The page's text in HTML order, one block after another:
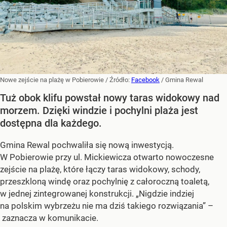
Nowe zejście na plażę w Pobierowie / Źródło: Facebook / Gmina Rewal
Tuż obok klifu powstał nowy taras widokowy nad
morzem. Dzięki windzie i pochylni plaża jest
dostępna dla każdego.
Gmina Rewal pochwaliła się nową inwestycją.
W Pobierowie przy ul. Mickiewicza otwarto nowoczesne
zejście na plażę, które łączy taras widokowy, schody,
przeszkloną windę oraz pochylnię z całoroczną toaletą,
w jednej zintegrowanej konstrukcji. „Nigdzie indziej
na polskim wybrzeżu nie ma dziś takiego rozwiązania” –
zaznacza w komunikacie.